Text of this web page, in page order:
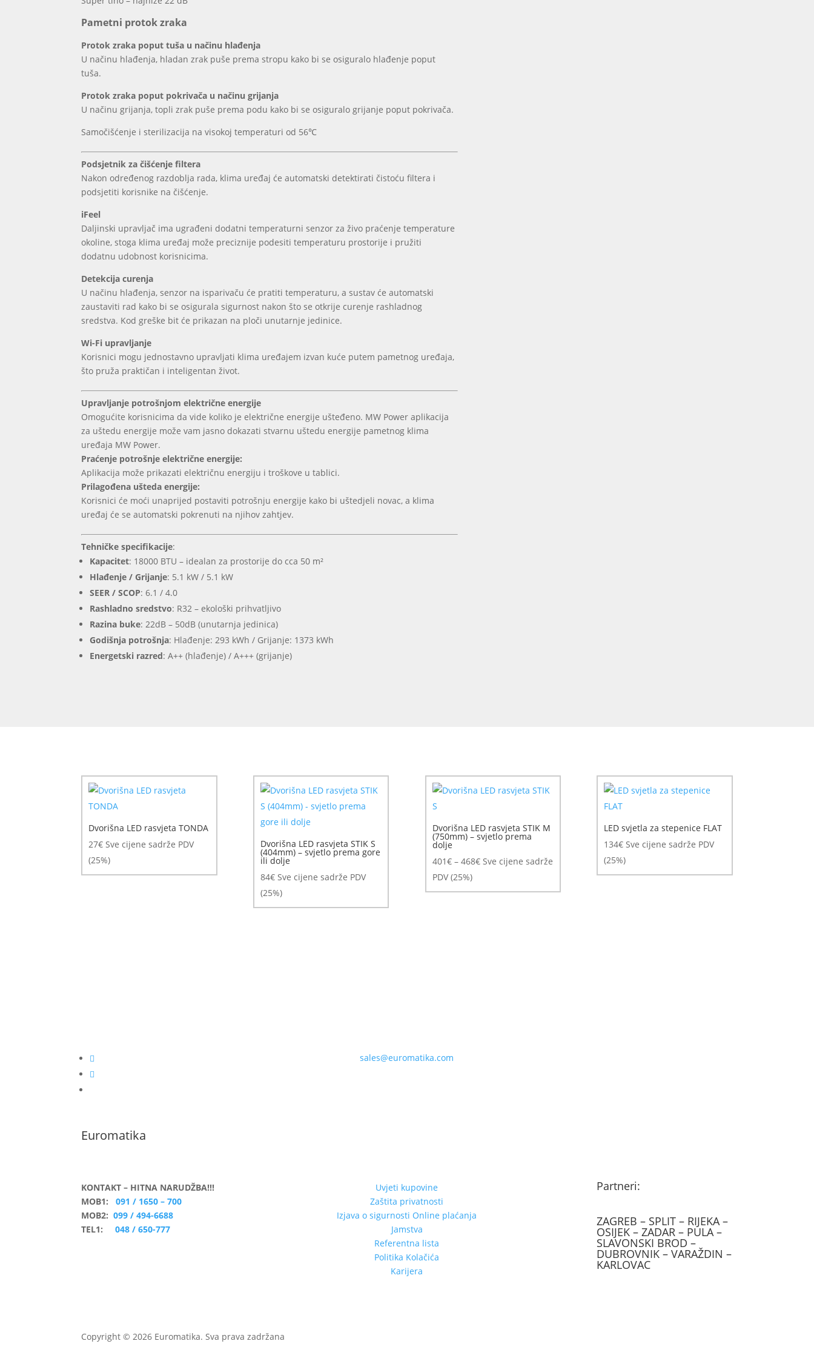
Pametni protok zraka
Protok zraka poput tuša u načinu hlađenja
U načinu hlađenja, hladan zrak puše prema stropu kako bi se osiguralo hlađenje poput
tuša.
Protok zraka poput pokrivača u načinu grijanja
U načinu grijanja, topli zrak puše prema podu kako bi se osiguralo grijanje poput pokrivača.
Samočišćenje i sterilizacija na visokoj temperaturi od 56℃
Podsjetnik za čišćenje filtera
Nakon određenog razdoblja rada, klima uređaj će automatski detektirati čistoću filtera i
podsjetiti korisnike na čišćenje.
iFeel
Daljinski upravljač ima ugrađeni dodatni temperaturni senzor za živo praćenje temperature
okoline, stoga klima uređaj može preciznije podesiti temperaturu prostorije i pružiti
dodatnu udobnost korisnicima.
Detekcija curenja
U načinu hlađenja, senzor na isparivaču će pratiti temperaturu, a sustav će automatski
zaustaviti rad kako bi se osigurala sigurnost nakon što se otkrije curenje rashladnog
sredstva. Kod greške bit će prikazan na ploči unutarnje jedinice.
Wi-Fi upravljanje
Korisnici mogu jednostavno upravljati klima uređajem izvan kuće putem pametnog uređaja,
što pruža praktičan i inteligentan život.
Upravljanje potrošnjom električne energije
Omogućite korisnicima da vide koliko je električne energije ušteđeno. MW Power aplikacija
za uštedu energije može vam jasno dokazati stvarnu uštedu energije pametnog klima
uređaja MW Power.
Praćenje potrošnje električne energije:
Aplikacija može prikazati električnu energiju i troškove u tablici.
Prilagođena ušteda energije:
Korisnici će moći unaprijed postaviti potrošnju energije kako bi uštedjeli novac, a klima
uređaj će se automatski pokrenuti na njihov zahtjev.
Tehničke specifikacije:
Kapacitet: 18000 BTU – idealan za prostorije do cca 50 m²
Hlađenje / Grijanje: 5.1 kW / 5.1 kW
SEER / SCOP: 6.1 / 4.0
Rashladno sredstvo: R32 – ekološki prihvatljivo
Razina buke: 22dB – 50dB (unutarnja jedinica)
Godišnja potrošnja: Hlađenje: 293 kWh / Grijanje: 1373 kWh
Energetski razred: A++ (hlađenje) / A+++ (grijanje)
Dvorišna LED rasvjeta TONDA
27€ Sve cijene sadrže PDV
(25%)
Dvorišna LED rasvjeta STIK S
(404mm) – svjetlo prema gore
ili dolje
84€ Sve cijene sadrže PDV
(25%)
Dvorišna LED rasvjeta STIK M
(750mm) – svjetlo prema
dolje
401€ – 468€Raspon
od
Sve cijene sadrže
PDV (25%)
LED svjetla za stepenice FLAT
134€ Sve cijene sadrže PDV
(25%)
Euromatika
sales@euromatika.com
KONTAKT – HITNA NARUDŽBA!!!
MOB1:091 / 1650 – 700
MOB2:099 / 494-6688
TEL1:048 / 650-777
Uvjeti kupovine
Zaštita privatnosti
Izjava o sigurnosti Online plaćanja
Jamstva
Referentna lista
Politika Kolačića
Karijera
Partneri:
ZAGREB – SPLIT – RIJEKA –
OSIJEK – ZADAR – PULA –
SLAVONSKI BROD –
DUBROVNIK – VARAŽDIN –
KARLOVAC
Copyright © 2026 Euromatika. Sva prava zadržana